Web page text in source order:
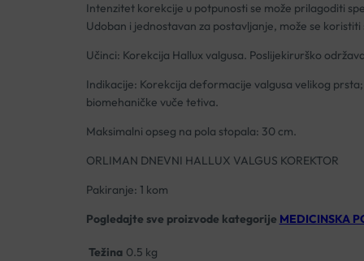
Intenzitet korekcije u potpunosti se može prilagoditi
Udoban i jednostavan za postavljanje, može se
Učinci: Korekcija Hallux valgusa. Poslijekirurško
Indikacije: Korekcija deformacije valgusa velikog
biomehaničke vuče tetiva.
Maksimalni opseg na pola stopala: 30 cm.
ORLIMAN DNEVNI HALLUX VALGUS KOREKTOR
Pakiranje: 1 kom
Pogledajte sve proizvode kategorije MEDICINSKA
Težina 0.5 kg